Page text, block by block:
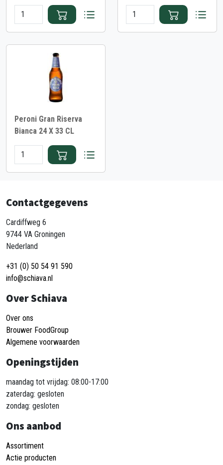
Peroni Gran Riserva
Bianca 24 X 33 CL
Contactgegevens
Cardiffweg 6
9744 VA Groningen
Nederland
+31 (0) 50 54 91 590
info@schiava.nl
Over Schiava
Over ons
Brouwer FoodGroup
Algemene voorwaarden
Openingstijden
maandag tot vrijdag: 08:00-17:00
zaterdag: gesloten
zondag: gesloten
Ons aanbod
Assortiment
Actie producten